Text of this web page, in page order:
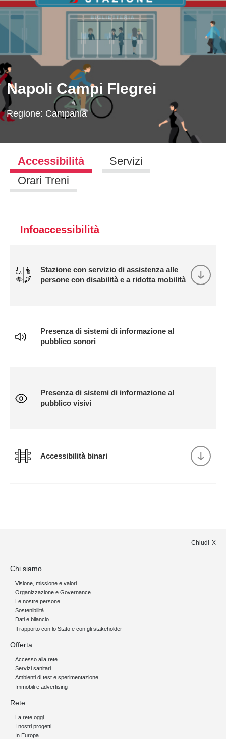
Napoli Campi Flegrei
Regione: Campania
Accessibilità
Servizi
Orari Treni
Infoaccessibilità
Stazione con servizio di assistenza alle
persone con disabilità e a ridotta mobilità
Presenza di sistemi di informazione al
pubblico sonori
Presenza di sistemi di informazione al
pubblico visivi
Accessibilità binari
Chiudi
Chi siamo
Visione, missione e valori
Organizzazione e Governance
Le nostre persone
Sostenibilità
Dati e bilancio
Il rapporto con lo Stato e con gli stakeholder
Offerta
Accesso alla rete
Servizi sanitari
Ambienti di test e sperimentazione
Immobili e advertising
Rete
La rete oggi
I nostri progetti
In Europa